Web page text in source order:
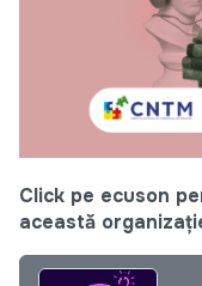
Click pe ecuson
această